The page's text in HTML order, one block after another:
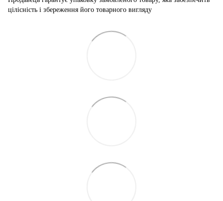
цілісність і збереження його товарного вигляду